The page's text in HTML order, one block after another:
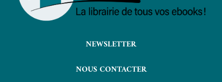
NEWSLETTER
NOUS CONTACTER